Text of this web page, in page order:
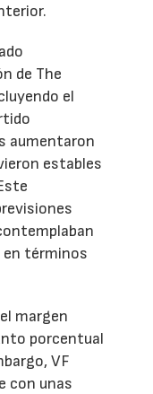
de The
el
aumentaron
estables
en términos
margen
porcentual
VF
con unas